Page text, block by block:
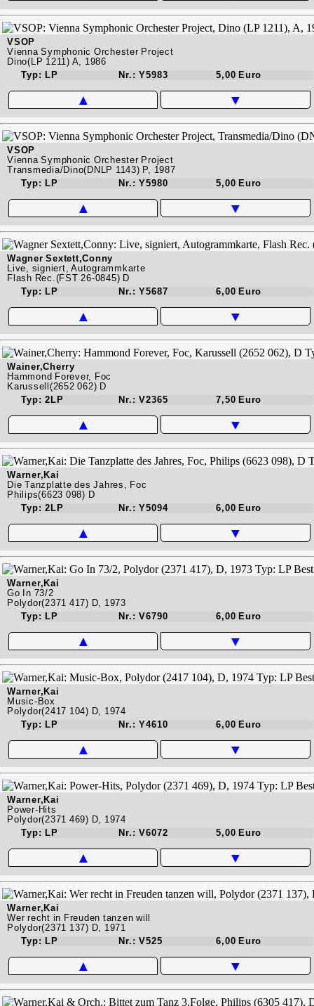
VSOP
Vienna Symphonic Orchester Project
Dino(LP 1211) A, 1986
Typ: LP
Nr.: Y5983 5,00 Euro
▲ ▼
VSOP
Vienna Symphonic Orchester Project
Transmedia/Dino(DNLP 1143) P, 1987
Typ: LP
Nr.: Y5980 5,00 Euro
▲ ▼
Wagner Sextett,Conny
Live, signiert, Autogrammkarte
Flash Rec.(FST 26-0845) D
Typ: LP
Nr.: Y5687 6,00 Euro
▲ ▼
Wainer,Cherry
Hammond Forever, Foc
Karussell(2652 062) D
Typ: 2LP
Nr.: V2365 7,50 Euro
▲ ▼
Warner,Kai
Die Tanzplatte des Jahres, Foc
Philips(6623 098) D
Typ: 2LP
Nr.: Y5094 6,00 Euro
▲ ▼
Warner,Kai
Go In 73/2
Polydor(2371 417) D, 1973
Typ: LP
Nr.: V6790 6,00 Euro
▲ ▼
Warner,Kai
Music-Box
Polydor(2417 104) D, 1974
Typ: LP
Nr.: Y4610 6,00 Euro
▲ ▼
Warner,Kai
Power-Hits
Polydor(2371 469) D, 1974
Typ: LP
Nr.: V6072 5,00 Euro
▲ ▼
Warner,Kai
Wer recht in Freuden tanzen will
Polydor(2371 137) D, 1971
Typ: LP
Nr.: V525 6,00 Euro
▲ ▼